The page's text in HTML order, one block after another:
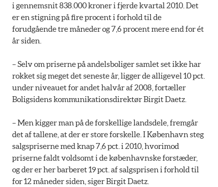
i gennemsnit 838.000 kroner i fjerde kvartal 2010. Det
er en stigning på fire procent i forhold til de
forudgående tre måneder og 7,6 procent mere end for ét
år siden.
– Selv om priserne på andelsboliger samlet set ikke har
rokket sig meget det seneste år, ligger de alligevel 10 pct.
under niveauet for andet halvår af 2008, fortæller
Boligsidens kommunikationsdirektør Birgit Daetz.
– Men kigger man på de forskellige landsdele, fremgår
det af tallene, at der er store forskelle. I København steg
salgspriserne med knap 7,6 pct. i 2010, hvorimod
priserne faldt voldsomt i de københavnske forstæder,
og der er her barberet 19 pct. af salgsprisen i forhold til
for 12 måneder siden, siger Birgit Daetz.